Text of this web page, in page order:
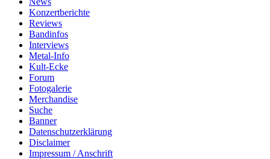
Konzertberichte
Reviews
Bandinfos
Interviews
Metal-Info
Kult-Ecke
Forum
Fotogalerie
Merchandise
Suche
Banner
Datenschutzerklärung
Disclaimer
Impressum / Anschrift